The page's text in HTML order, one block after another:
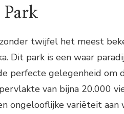
twijfel het meest
Dit park is een waar
perfecte gelegenheid om
van bijna 20.000
ongelooflijke variëteit aan